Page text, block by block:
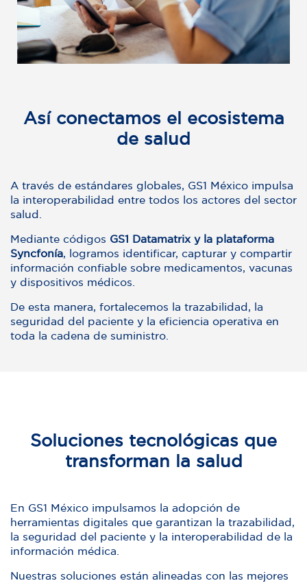
Así conectamos el ecosistema
de salud
A través de estándares globales, GS1 México impulsa
la interoperabilidad entre todos los actores del sector
salud.
M ediante códigos GS1 Datamatrix y la plataforma
Syncfonía , logramos identificar, capturar y compartir
información confiable sobre medicamentos, vacunas
y dispositivos médicos.
De esta manera, fortalecemos la trazabilidad, la
seguridad del paciente y la eficiencia operativa en
toda la cadena de suministro.
Soluciones tecnológicas que
transforman la salud
En GS1 México impulsamos la adopción de
herramientas digitales que garantizan la trazabilidad,
la seguridad del paciente y la interoperabilidad de la
información médica.
Nuestras soluciones están alineadas con las mejores